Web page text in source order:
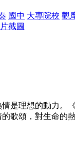
國中 大專院校 觀
是理想的動力。
歌頌，對生命的